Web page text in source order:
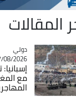
المقالات
Catégorie
دولي
2026 - 17:14
مع